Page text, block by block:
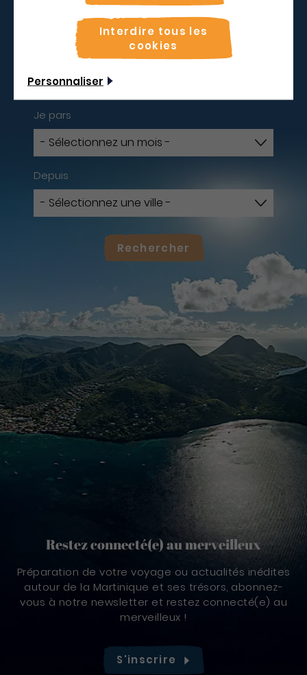
Vous décollez quand ?
Ne résistez plus à l'appel de la nature verdoyante,
fleurs. La Martinique n'attend que vous !
Je pars
Depuis
Rechercher
Restez connecté(e) au merveilleux
Préparation de votre voyage ou actualités inédites
autour de la Martinique et ses trésors, abonnez-
vous à notre newsletter et restez connecté(e) au
merveilleux !
S'inscrire
Interdire tous les
cookies
Personnaliser